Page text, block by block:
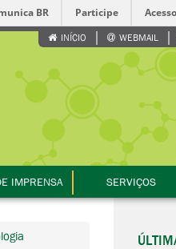
BR Participe
INÍCIO WEBMAIL
IMPRENSA SERVIÇOS